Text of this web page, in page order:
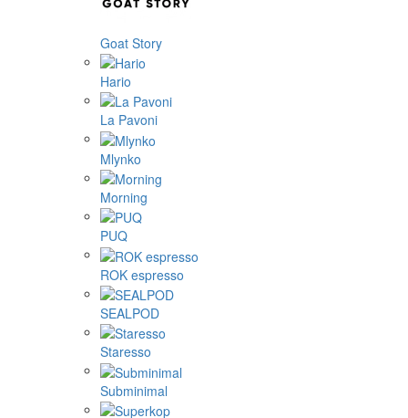
Goat Story
Hario
La Pavoni
Mlynko
Morning
PUQ
ROK espresso
SEALPOD
Staresso
Subminimal